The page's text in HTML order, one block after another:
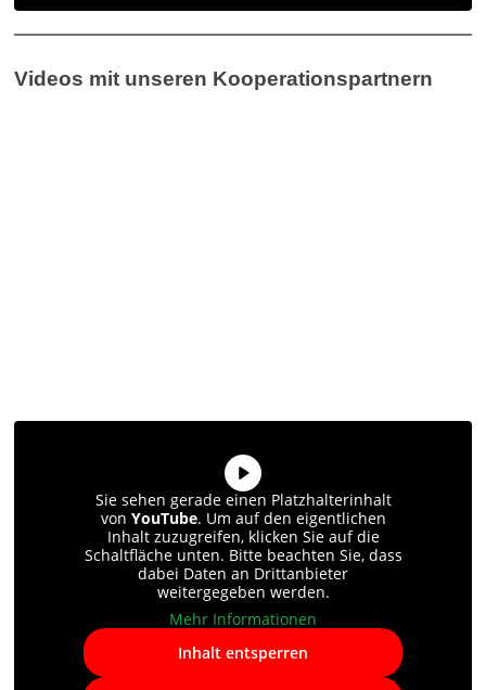
Videos mit unseren Kooperationspartnern
Sie sehen gerade einen Platzhalterinhalt
von YouTube. Um auf den eigentlichen
Inhalt zuzugreifen, klicken Sie auf die
Schaltfläche unten. Bitte beachten Sie, dass
dabei Daten an Drittanbieter
weitergegeben werden.
Mehr Informationen
Inhalt entsperren